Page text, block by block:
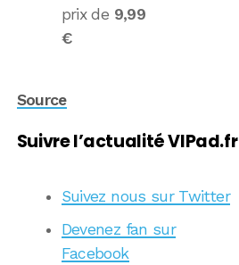
prix de 9,99
€
Source
Suivre l’actualité VIPad.fr
Suivez nous sur Twitter
Devenez fan sur
Facebook